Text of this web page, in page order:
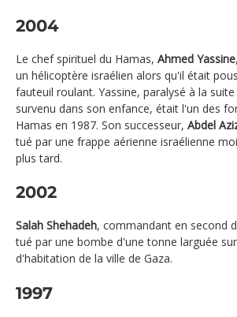
2004
Le chef spirituel du Hamas, Ahmed Yassine
un hélicoptère israélien alors qu'il était
fauteuil roulant. Yassine, paralysé à la
survenu dans son enfance, était l'un des
Hamas en 1987. Son successeur, Abdel
tué par une frappe aérienne israélienne
plus tard.
2002
Salah Shehadeh, commandant en second
tué par une bombe d'une tonne larguée
d'habitation de la ville de Gaza.
1997